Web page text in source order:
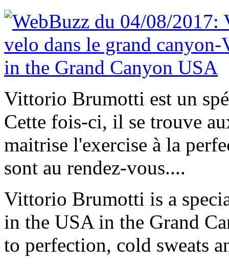
Vittorio Brumotti est un
Cette fois-ci, il se trouve
maitrise l'exercise à la
sont au rendez-vous....
Vittorio Brumotti is a
in the USA in the Grand
to perfection, cold sweats